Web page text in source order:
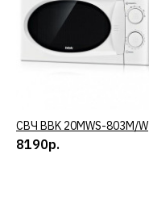
КУПИТЬ
СВЧ BBK 20MWS-803M/W
8190р.